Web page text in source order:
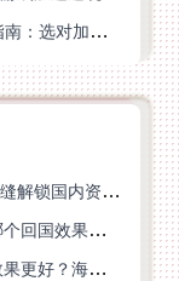
在美国玩天涯明月刀总卡顿？2026终极指南：选对加速器让你丝滑连招
海外党必看：如何选对回国翻墙VPN，无缝解锁国内资源？
ChickCN VPN好用吗？和海牛VPN对比哪个回国效果更好？
ChickCN VPN和当归VPN对比哪个回国效果更好？海外党亲测后选了它